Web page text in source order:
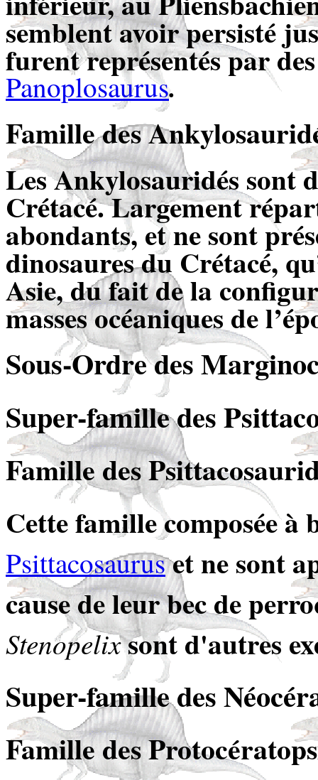
semblent avoir persisté
furent représentés par
Panoplosaurus.
Familledes
Les Ankylosauridés sont
Crétacé. Largement
abondants, et ne sont
dinosaures du Crétacé,
Asie, du fait de la
masses océaniques de
Sous-Ordre des
Super-famille des
Familledes
Cette famille composée à
Psittacosauruset ne sont
cause de leur bec de
Stenopelixsont d'autres
Super-famille des
Famille des